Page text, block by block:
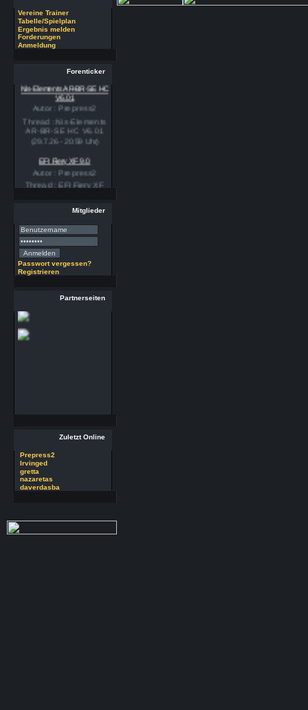
Vereine Trainer
Tabelle/Spielplan
Ergebnis melden
Forderungen
Anmeldung
Forenticker
Nis-Elements AR-BR-SE HC
V6.01
Autor : Prepress2
AR-BR-SE HC V6.01
EFI Fiery XF 9.0
Autor : Prepress2
Thread : EFI Fiery XF
9.0
Autor : Prepress2
Thread : PSSE 36.3.1
(29.7.26 - 20:58 Uhr)
29 RSoft v2025
Thread : 29 RSoft
Mitglieder
Passwort vergessen?
Registrieren
Partnerseiten
Zuletzt Online
Prepress2
Irvinged
gretta
nazaretas
daverdasba